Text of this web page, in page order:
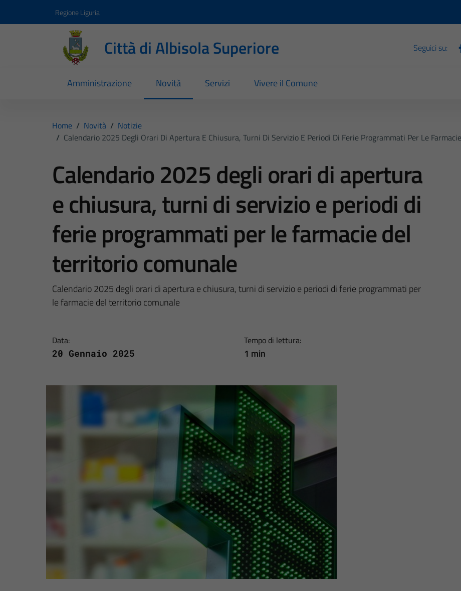
Regione Liguria
Città di Albisola Superiore Seguici su:
Amministrazione Novità Servizi Vivere il Comune
Home / Novità / Notizie
/ Calendario 2025 Degli Orari Di Apertura E Chiusura, Turni Di Servizio E Periodi Di Ferie Programmati Per Le
Calendario 2025 degli orari di apertura
e chiusura, turni di servizio e periodi di
ferie programmati per le farmacie del
territorio comunale
Calendario 2025 degli orari di apertura e chiusura, turni di servizio e periodi di ferie programmati per
le farmacie del territorio comunale
Data:
20 Gennaio 2025
Tempo di lettura:
1 min